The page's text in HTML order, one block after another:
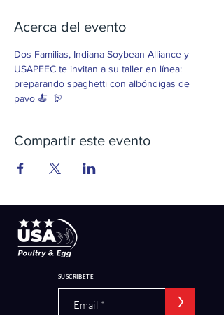
Acerca del evento
Dos Familias, Indiana Soybean Alliance y
USAPEEC te invitan a su taller en línea:
preparando spaghetti con albóndigas de
pavo 🍝  🦃
Compartir este evento
SUSCRIBETE
>